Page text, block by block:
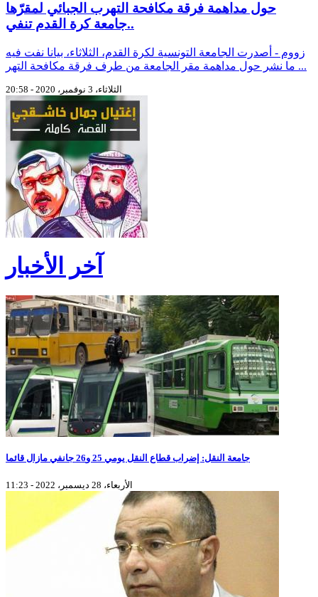
حول مداهمة فرقة مكافحة التهرب الجبائي لمقرّها
..جامعة كرة القدم تنفي
زووم - أصدرت الجامعة التونسية لكرة القدم، الثلاثاء، بيانا نفت فيه
ما نشر حول مداهمة مقر الجامعة من طرف فرقة مكافحة التهر ...
الثلاثاء، 3 نوفمبر، 2020 - 20:58
آخر الأخبار
جامعة النقل: إضراب قطاع النقل يومي 25 و26 جانفي مازال قائما
الأربعاء، 28 ديسمبر، 2022 - 11:23